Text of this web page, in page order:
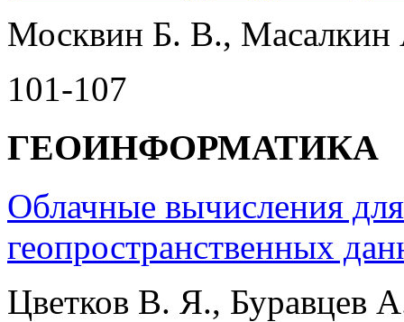
Москвин Б. В., Масалкин
101-107
ГЕОИНФОРМАТИКА
Облачные вычисления
геопространственных
Цветков В. Я., Буравцев